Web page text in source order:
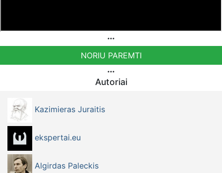
NORIU PAREMTI
Autoriai
Kazimieras Juraitis
ekspertai.eu
Algirdas Paleckis